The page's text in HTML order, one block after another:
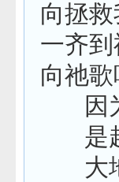
向拯救
一齐到
向祂歌
因
是
大